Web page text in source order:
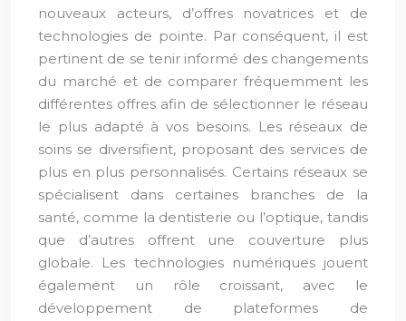
nouveaux acteurs, d’offres novatrices et de
technologies de pointe. Par conséquent, il est
pertinent de se tenir informé des changements
du marché et de comparer fréquemment les
différentes offres afin de sélectionner le réseau
le plus adapté à vos besoins. Les réseaux de
soins se diversifient, proposant des services de
plus en plus personnalisés. Certains réseaux se
spécialisent dans certaines branches de la
santé, comme la dentisterie ou l’optique, tandis
que d’autres offrent une couverture plus
globale. Les technologies numériques jouent
également un rôle croissant, avec le
développement de plateformes de